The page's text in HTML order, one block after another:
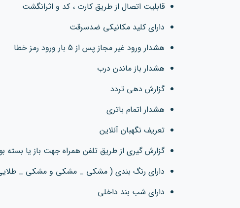
قابلیت اتصال از طریق کارت ، کد و اثرانگشت
دارای کلید مکانیکی ضدسرقت
هشدار ورود غیر مجاز پس از 5 بار ورود رمز خطا
هشدار باز ماندن درب
گزارش دهی تردد
هشدار اتمام باتری
تعریف نگهبان آنلاین
گزارش گیری از طریق تلفن همراه جهت باز یا بسته
دارای رنگ بندی ( مشکی _ مشکی و مشکی _
دارای شب بند داخلی